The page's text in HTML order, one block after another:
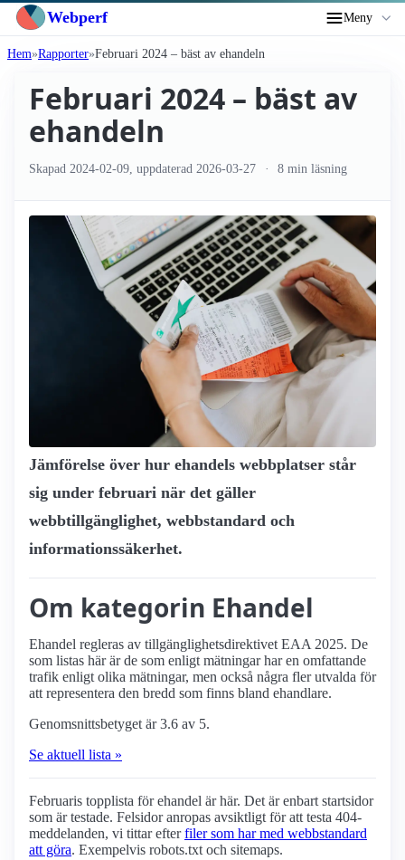
Webperf Meny
Hem Rapporter Februari 2024 – bäst av ehandeln
Februari 2024 – bäst av
ehandeln
Skapad 2024-02-09 , uppdaterad 2026-03-27 8 min läsning
Jämförelse över hur ehandels webbplatser står
sig under februari när det gäller
webbtillgänglighet, webbstandard och
informationssäkerhet.
Om kategorin Ehandel
Ehandel regleras av tillgänglighetsdirektivet EAA 2025. De
som listas här är de som enligt mätningar har en omfattande
trafik enligt olika mätningar, men också några fler utvalda för
att representera den bredd som finns bland ehandlare.
Genomsnittsbetyget är 3.6 av 5.
Se aktuell lista »
Februaris topplista för ehandel är här. Det är enbart startsidor
som är testade. Felsidor anropas avsiktligt för att testa 404-
meddelanden, vi tittar efterfiler som har med webbstandard
att göra. Exempelvis robots.txt och sitemaps.